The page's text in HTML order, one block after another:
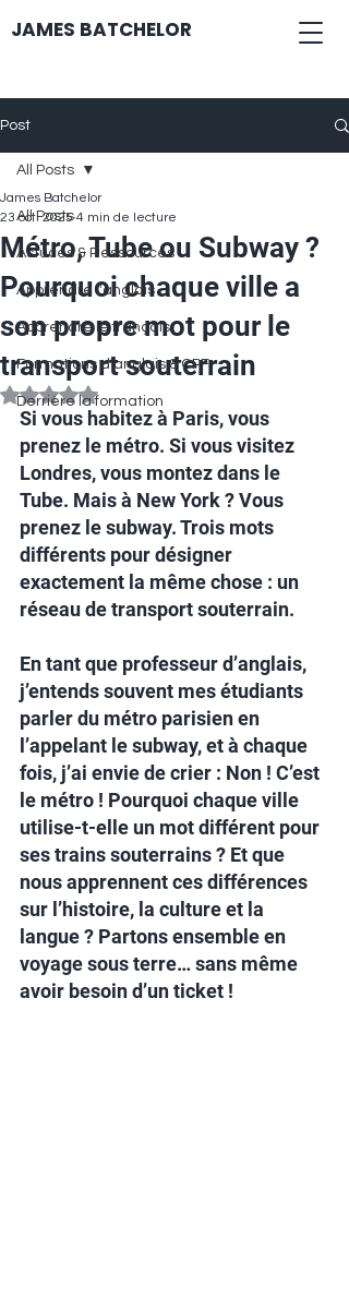
JAMES BATCHELOR
Post
All Posts
Astuces & Ressources
Apprendre l'anglais
Apprendre le français
Formations d'anglais & CPF
Derrière la formation
All Posts
Métro, Tube ou Subway ?
Pourquoi chaque ville a
son propre mot pour le
transport souterrain
James Batchelor
23 oct. 2025 4 min de lecture
Noté NaN étoiles sur 5.
Si vous habitez à Paris, vous
prenez le métro. Si vous visitez
Londres, vous montez dans le
Tube. Mais à New York ? Vous
prenez le subway. Trois mots
différents pour désigner
exactement la même chose : un
réseau de transport souterrain.
En tant que professeur d’anglais,
j’entends souvent mes étudiants
parler du métro parisien en
l’appelant le subway, et à chaque
fois, j’ai envie de crier : Non ! C’est
le métro ! Pourquoi chaque ville
utilise-t-elle un mot différent pour
ses trains souterrains ? Et que
nous apprennent ces différences
sur l’histoire, la culture et la
langue ? Partons ensemble en
voyage sous terre… sans même
avoir besoin d’un ticket !